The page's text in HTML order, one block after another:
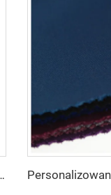
Dla uniformów roboczych